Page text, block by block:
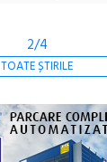
2/4
TOATE ȘTIRILE